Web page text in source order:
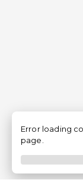
Error loading
page.